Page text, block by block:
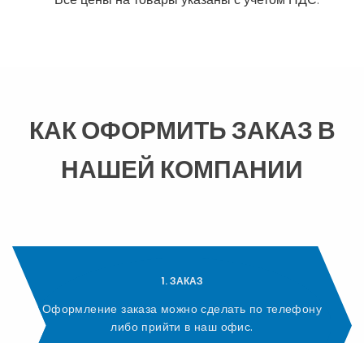
КАК ОФОРМИТЬ ЗАКАЗ В
НАШЕЙ КОМПАНИИ
1. ЗАКАЗ
Оформление заказа можно сделать по телефону
либо прийти в наш офис.